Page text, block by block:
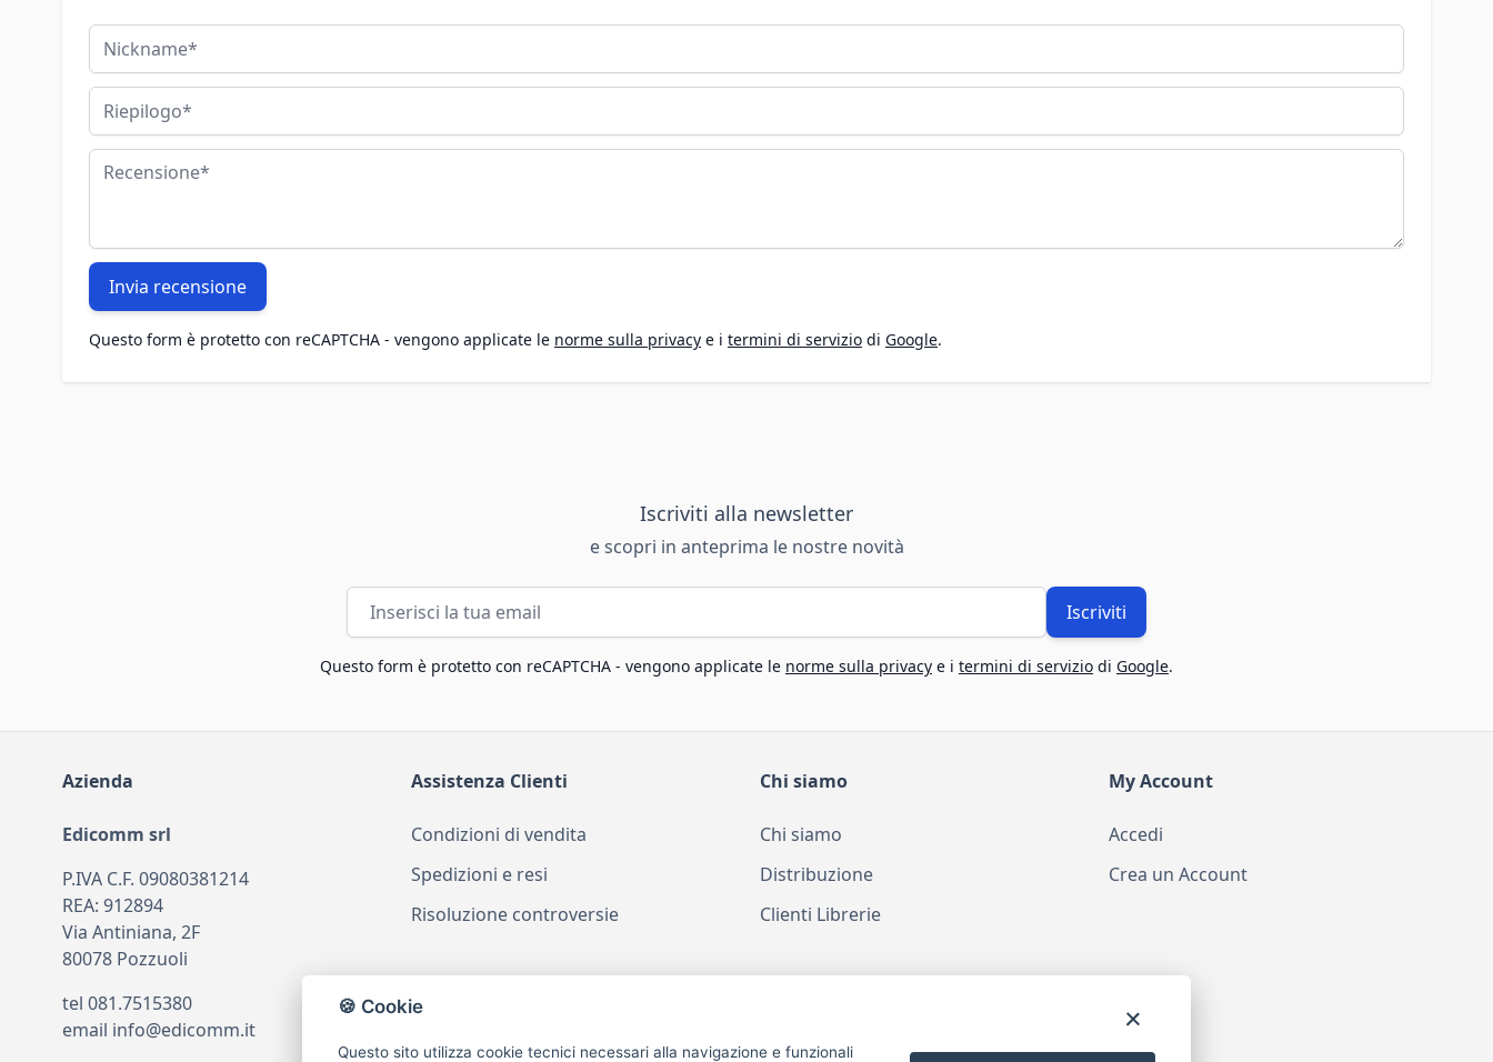
Nickname
Riepilogo
Recensione
Invia recensione
Questo form è protetto con reCAPTCHA - vengono applicate le norme sulla privacy e i termini di servizio di Google.
Iscriviti alla newsletter
e scopri in anteprima le nostre novità
Indirizzo email
Iscriviti
Questo form è protetto con reCAPTCHA - vengono applicate le norme sulla privacy e i termini di servizio di Google.
Azienda
Edicomm srl
P.IVA C.F. 09080381214
REA: 912894
Via Antiniana, 2F
80078 Pozzuoli
tel 081.7515380
email info@edicomm.it
Assistenza Clienti
Condizioni di vendita
Spedizioni e resi
Risoluzione controversie
Chi siamo
Chi siamo
Distribuzione
Clienti Librerie
My Account
Accedi
Crea un Account
🍪 Cookie
Questo sito utilizza cookie tecnici necessari alla navigazione e funzionali